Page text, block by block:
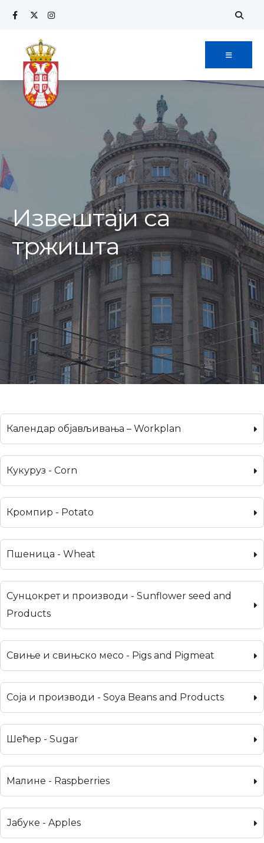
Извештаји са
тржишта
Календар објављивања – Workplan
Кукуруз - Corn
Кромпир - Potato
Пшеница - Wheat
Сунцокрет и производи - Sunflower seed and
Products
Свиње и свињско месо - Pigs and Pigmeat
Соја и производи - Soya Beans and Products
Шећер - Sugar
Малине - Raspberries
Јабуке - Apples